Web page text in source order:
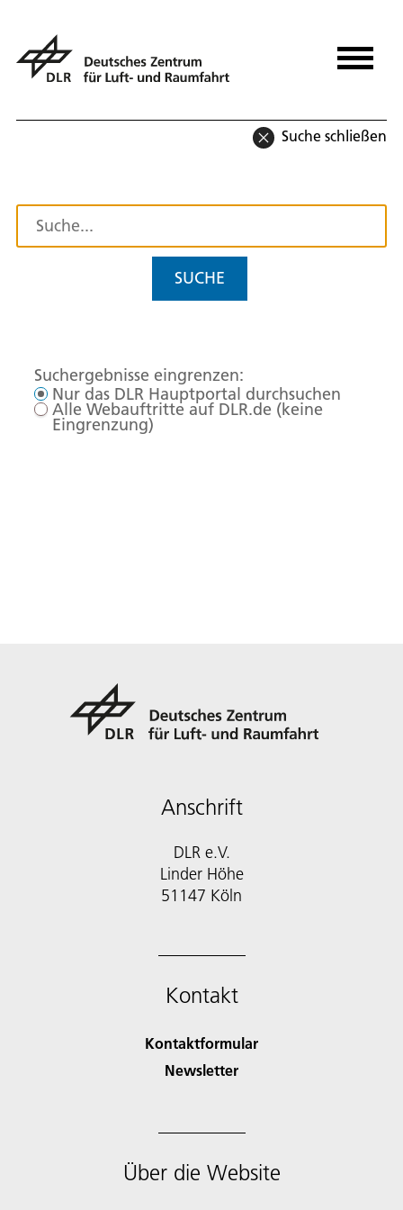
Suche schließen
SUCHE
Suchergebnisse eingrenzen:
Nur das DLR Hauptportal durchsuchen
Alle Webauftritte auf DLR.de (keine
Eingrenzung)
Anschrift
DLR e.V.
Linder Höhe
51147 Köln
Kontakt
Kontaktformular
Newsletter
Über die Website